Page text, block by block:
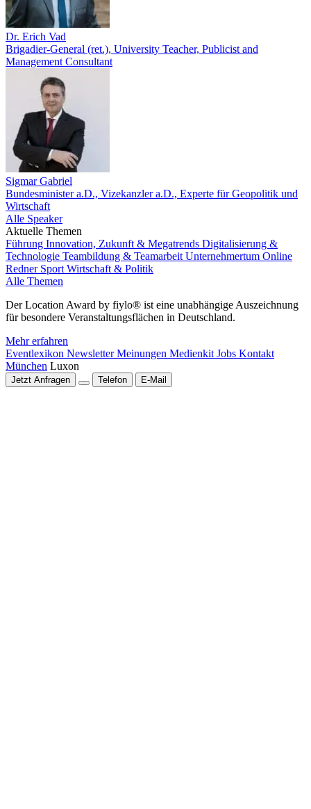
Dr. Erich Vad
Brigadier-General (ret.), University Teacher, Publicist and
Management Consultant
Sigmar Gabriel
Bundesminister a.D., Vizekanzler a.D., Experte für Geopolitik und
Wirtschaft
Alle Speaker
Aktuelle Themen
Führung Innovation, Zukunft & Megatrends Digitalisierung &
Technologie Teambildung & Teamarbeit Unternehmertum Online
Redner Sport Wirtschaft & Politik
Alle Themen
Der Location Award by fiylo® ist eine unabhängige Auszeichnung
für besondere Veranstaltungsflächen in Deutschland.
Mehr erfahren
Eventlexikon NewsletterMeinungen Medienkit Jobs Kontakt
München Luxon
Jetzt Anfragen Telefon E-Mail